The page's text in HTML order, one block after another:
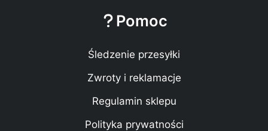
Pomoc
Śledzenie przesyłki
Zwroty i reklamacje
Regulamin sklepu
Polityka prywatności